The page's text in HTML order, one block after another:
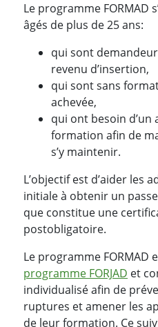
Le programme FORMAD
âgés de plus de 25 ans:
qui sont
revenu d’insertion,
qui sont sans
achevée,
qui ont besoin
formation afin de
s’y maintenir.
L’objectif est d’aider les
initiale à obtenir un
que constitue une
postobligatoire.
Le programme FORMAD
programme FORJAD et
individualisé afin de
ruptures et amener les
de leur formation. Ce